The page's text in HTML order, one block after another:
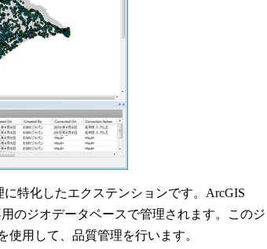
に特化したエクステンションです。ArcGIS
のジオデータベースで管理されます。このジ
使用して、品質管理を行います。